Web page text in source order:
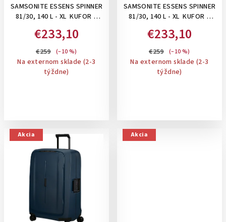
SAMSONITE ESSENS SPINNER
81/30, 140 L - XL KUFOR S
ALPINE GREEN
€233,10
€259 (–10 %)
Na externom sklade (2-3
týždne)
SAMSONITE ESSENS SPINNER
81/30, 140 L - XL KUFOR S
GRAPHITE
€233,10
€259 (–10 %)
Na externom sklade (2-3
týždne)
Akcia Akcia